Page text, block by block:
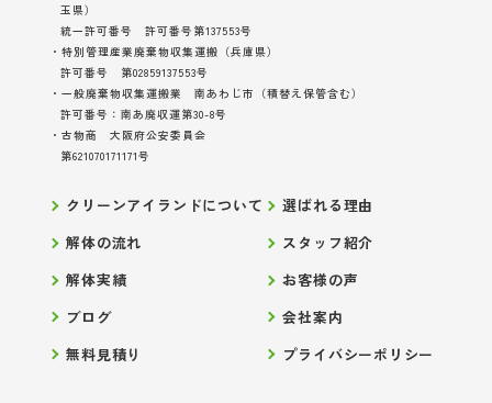
玉県）
統一許可番号 許可番号第137553号
・特別管理産業廃棄物収集運搬（兵庫県）
許可番号 第02859137553号
・一般廃棄物収集運搬業 南あわじ市（積替え保管含む）
許可番号：南あ廃収運第30-8号
・古物商 大阪府公安委員会
第621070171171号
クリーンアイランドについて
選ばれる理由
解体の流れ
スタッフ紹介
解体実績
お客様の声
ブログ
会社案内
無料見積り
プライバシーポリシー